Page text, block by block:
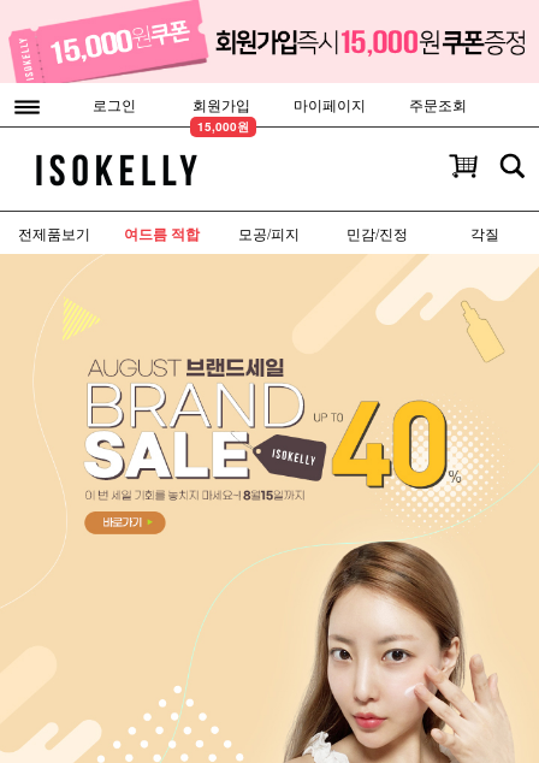
로그인
회원가입
15,000원
마이페이지 주문조회
전제품보기 여드름 적합 모공/피지 민감/진정 각질